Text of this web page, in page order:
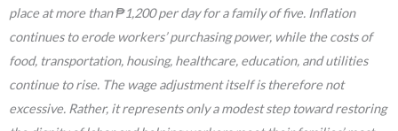
place at more than ₱1,200 per day for a family of five. Inflation
continues to erode workers’ purchasing power, while the costs of
food, transportation, housing, healthcare, education, and utilities
continue to rise. The wage adjustment itself is therefore not
excessive. Rather, it represents only a modest step toward restoring